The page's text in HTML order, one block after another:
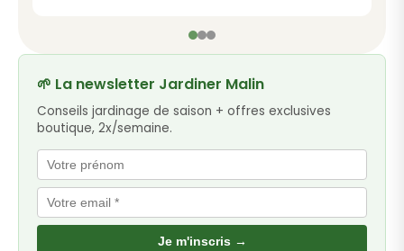
était :
224,90 €.
actuel
est :
219,00 €.
🌱 La newsletter Jardiner Malin
Conseils jardinage de saison + offres exclusives
boutique, 2x/semaine.
Je m'inscris →